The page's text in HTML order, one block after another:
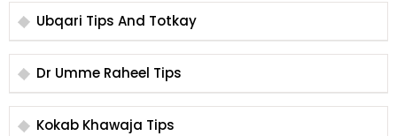
Ubqari Tips And Totkay
Dr Umme Raheel Tips
Kokab Khawaja Tips